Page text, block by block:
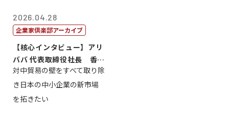
2026.04.28
企業家倶楽部アーカイブ
【核心インタビュー】アリ
ババ 代表取締役社長 香
山 誠
対中貿易の壁をすべて取り除
き日本の中小企業の新市場
を拓きたい